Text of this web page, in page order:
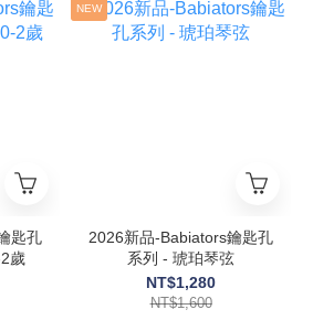
匙孔
歲
NEW
2026新品-Babiators鑰匙孔
系列 - 琥珀琴弦
NT$1,280
NT$1,600